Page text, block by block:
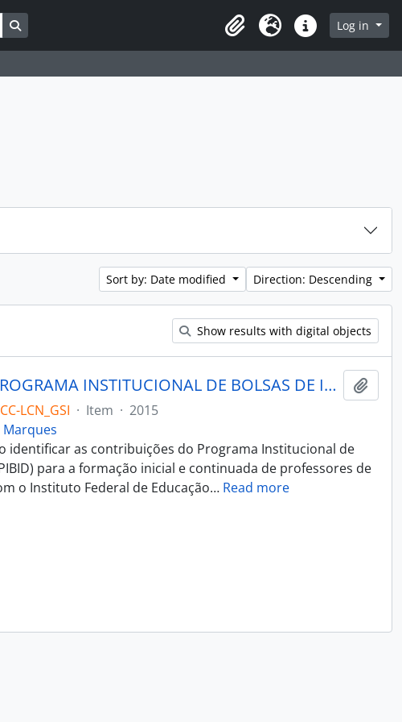
Search in browse page
ClipboardLanguageQuick linksLog in
Sort by: Date modified Direction: Descending
Show results with digital objects
AS CONTRIBUIÇÕES DO PROGRAMA INSTITUCIONAL DE BOLSAS DE INICIAÇÃO À DOCÊNCIA PARA PROFESSORES E FUTUROS PROFESSORES DE CIÊNCIAS: UM ESTUDO DE CASO DO PIBID/IFRS/LCN
LCN_GSI · Item · 2015
Marques
identificar as contribuições do Programa Institucional de
para a formação inicial e continuada de professores de
o Instituto Federal de Educação… Read more